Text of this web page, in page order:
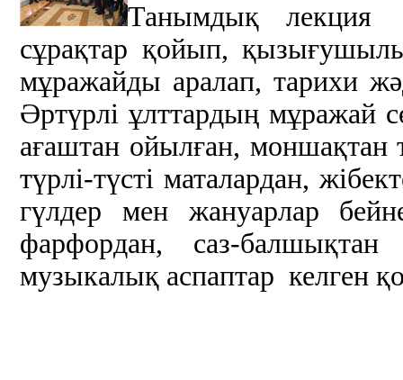
Танымдық лекция
сұрақтар қойып,
мұражайды аралап, тарихи
Әртүрлі ұлттардың мұражай
ағаштан ойылған,
түрлі-түсті маталардан,
гүлдер мен жануарлар
фарфордан, саз-
музыкалық аспаптар келген